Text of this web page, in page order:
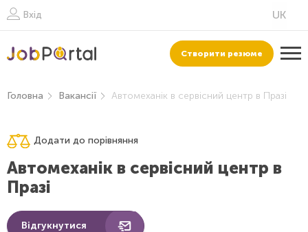
Вхід
Створити резюме
Головна Вакансії Автомеханік в сервісний центр в Празі
Додати до порівняння
Автомеханік в сервісний центр в
Празі
Відгукнутися